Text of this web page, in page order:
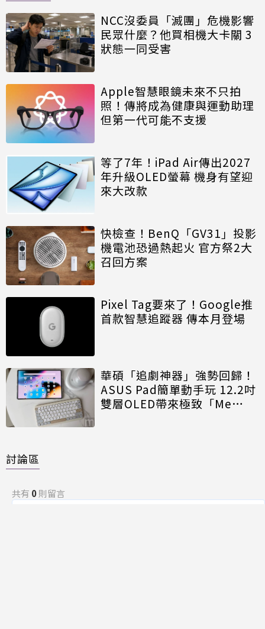
NCC沒委員「滅團」危機影響
民眾什麼？他買相機大卡關 3
狀態一同受害
Apple智慧眼鏡未來不只拍
照！傳將成為健康與運動助理
但第一代可能不支援
等了7年！iPad Air傳出2027
年升級OLED螢幕 機身有望迎
來大改款
快檢查！BenQ「GV31」投影
機電池恐過熱起火 官方祭2大
召回方案
Pixel Tag要來了！Google推
首款智慧追蹤器 傳本月登場
華碩「追劇神器」強勢回歸！
ASUS Pad簡單動手玩 12.2吋
雙層OLED帶來極致「Me
討論區
共有 0則留言